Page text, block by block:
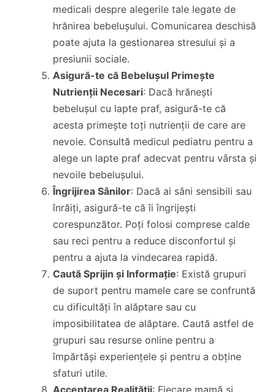
medicali despre alegerile tale legate de
hrănirea bebelușului. Comunicarea deschisă
poate ajuta la gestionarea stresului și a
presiunii sociale.
Asigură-te că Bebelușul Primește
Nutrienții Necesari: Dacă hrănești
bebelușul cu lapte praf, asigură-te că
acesta primește toți nutrienții de care are
nevoie. Consultă medicul pediatru pentru a
alege un lapte praf adecvat pentru vârsta și
nevoile bebelușului.
Îngrijirea Sânilor: Dacă ai sâni sensibili sau
înrăiți, asigură-te că îi îngrijești
corespunzător. Poți folosi comprese calde
sau reci pentru a reduce disconfortul și
pentru a ajuta la vindecarea rapidă.
Caută Sprijin și Informație: Există grupuri
de suport pentru mamele care se confruntă
cu dificultăți în alăptare sau cu
imposibilitatea de alăptare. Caută astfel de
grupuri sau resurse online pentru a
împărtăși experiențele și pentru a obține
sfaturi utile.